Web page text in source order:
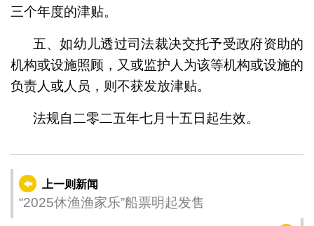
三个年度的津贴。
五、如幼儿透过司法裁决交托予受政府资助的
机构或设施照顾，又或监护人为该等机构或设施的
负责人或人员，则不获发放津贴。
法规自二零二五年七月十五日起生效。
上一则新闻
“2025休渔渔家乐”船票明起发售